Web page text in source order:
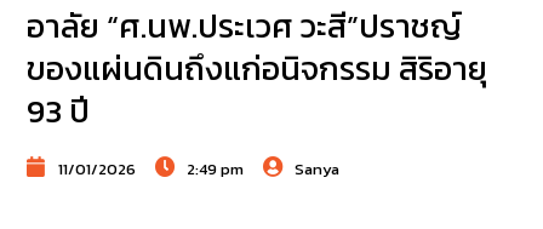
อาลัย “ศ.นพ.ประเวศ วะสี”ปราชญ์
ของแผ่นดินถึงแก่อนิจกรรม สิริอายุ
93 ปี
11/01/2026 2:49 pm Sanya